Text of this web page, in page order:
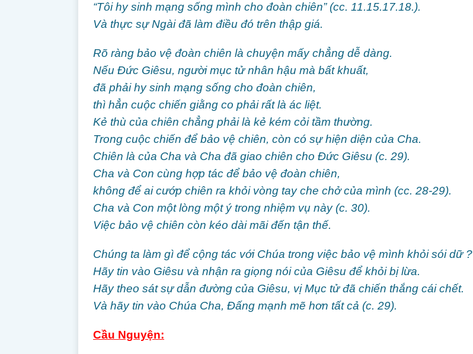
“Tôi hy sinh mạng sống mình cho đoàn chiên” (cc. 11.15.17.18.).
Và thực sự Ngài đã làm điều đó trên thập giá.
Rõ ràng bảo vệ đoàn chiên là chuyện mấy chẳng dễ dàng.
Nếu Đức Giêsu, người mục tử nhân hậu mà bất khuất,
đã phải hy sinh mạng sống cho đoàn chiên,
thì hẳn cuộc chiến giằng co phải rất là ác liệt.
Kẻ thù của chiên chẳng phải là kẻ kém cỏi tầm thường.
Trong cuộc chiến để bảo vệ chiên, còn có sự hiện diện của Cha.
Chiên là của Cha và Cha đã giao chiên cho Đức Giêsu (c. 29).
Cha và Con cùng hợp tác để bảo vệ đoàn chiên,
không để ai cướp chiên ra khỏi vòng tay che chở của mình (cc. 28-29).
Cha và Con một lòng một ý trong nhiệm vụ này (c. 30).
Việc bảo vệ chiên còn kéo dài mãi đến tận thế.
Chúng ta làm gì để cộng tác với Chúa trong việc bảo vệ mình khỏi sói dữ ?
Hãy tin vào Giêsu và nhận ra giọng nói của Giêsu để khỏi bị lừa.
Hãy theo sát sự dẫn đường của Giêsu, vị Mục tử đã chiến thắng cái chết.
Và hãy tin vào Chúa Cha, Đấng mạnh mẽ hơn tất cả (c. 29).
Cầu Nguyện: